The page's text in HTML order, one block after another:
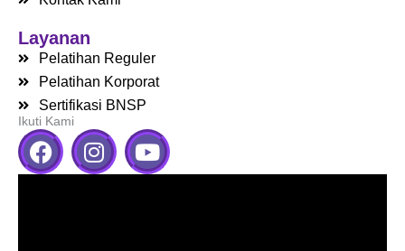
Layanan
Pelatihan Reguler
Pelatihan Korporat
Sertifikasi BNSP
Ikuti Kami
F
a
I
n
Y
o